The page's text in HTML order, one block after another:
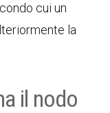
cui un
la
il nodo